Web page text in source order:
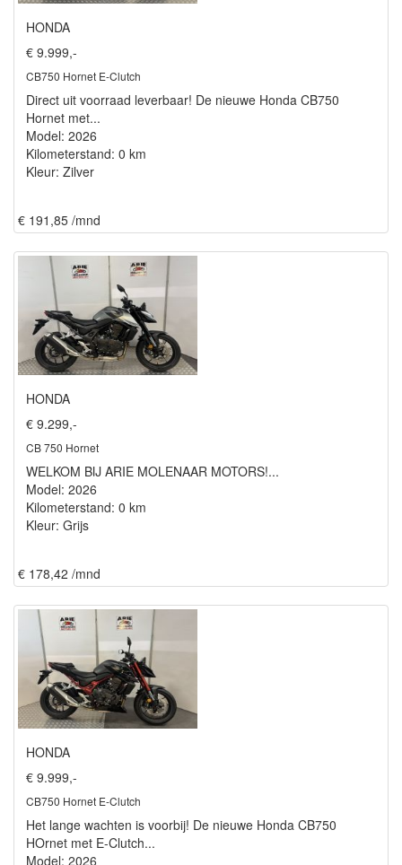
HONDA
€ 9.999,-
CB750 Hornet E-Clutch
Direct uit voorraad leverbaar! De nieuwe Honda CB750
Hornet met...
Model: 2026
Kilometerstand: 0 km
Kleur: Zilver
€ 191,85 /mnd
HONDA
€ 9.299,-
CB 750 Hornet
WELKOM BIJ ARIE MOLENAAR MOTORS!...
Model: 2026
Kilometerstand: 0 km
Kleur: Grijs
€ 178,42 /mnd
HONDA
€ 9.999,-
CB750 Hornet E-Clutch
Het lange wachten is voorbij! De nieuwe Honda CB750
HOrnet met E-Clutch...
Model: 2026